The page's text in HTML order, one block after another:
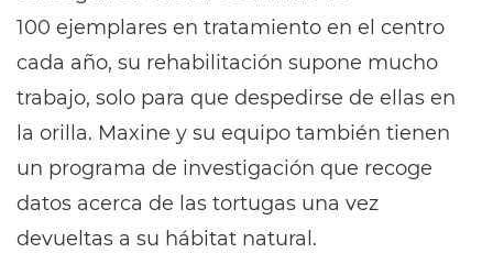
100 ejemplares en tratamiento en el centro
cada año, su rehabilitación supone mucho
trabajo, solo para que despedirse de ellas en
la orilla. Maxine y su equipo también tienen
un programa de investigación que recoge
datos acerca de las tortugas una vez
devueltas a su hábitat natural.